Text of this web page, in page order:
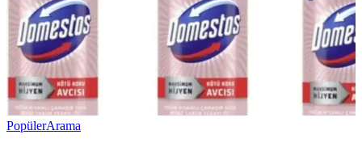
PopülerArama